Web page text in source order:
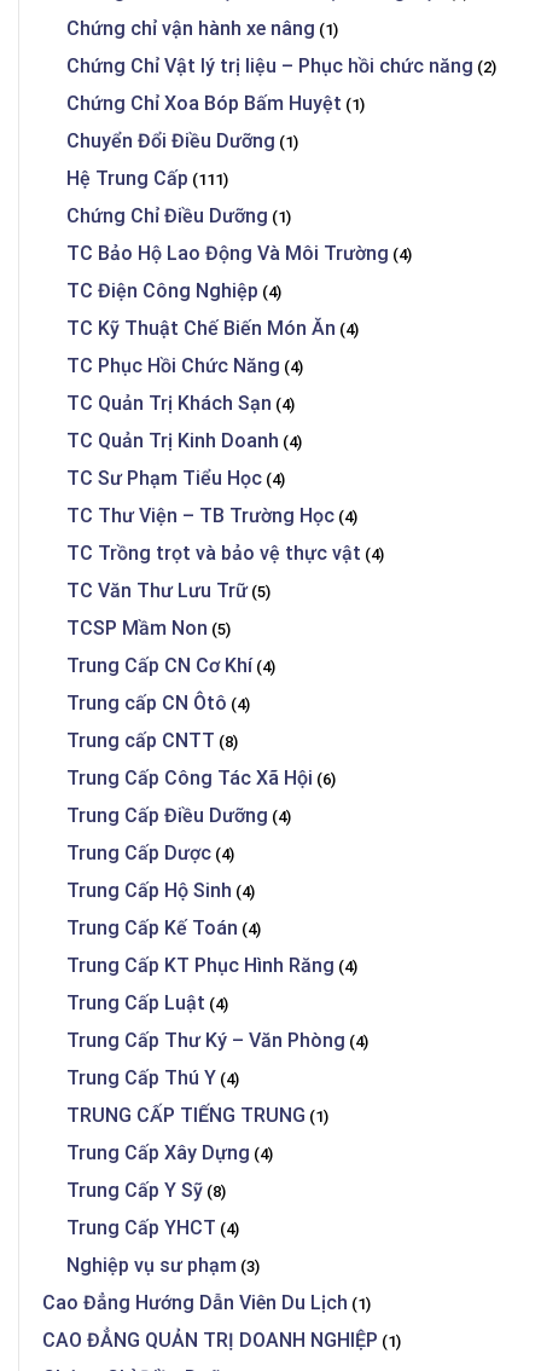
Chứng chỉ vận hành xe nâng (1)
Chứng Chỉ Vật lý trị liệu – Phục hồi chức năng (2)
Chứng Chỉ Xoa Bóp Bấm Huyệt (1)
Chuyển Đổi Điều Dưỡng (1)
Hệ Trung Cấp (111)
Chứng Chỉ Điều Dưỡng (1)
TC Bảo Hộ Lao Động Và Môi Trường (4)
TC Điện Công Nghiệp (4)
TC Kỹ Thuật Chế Biến Món Ăn (4)
TC Phục Hồi Chức Năng (4)
TC Quản Trị Khách Sạn (4)
TC Quản Trị Kinh Doanh (4)
TC Sư Phạm Tiểu Học (4)
TC Thư Viện – TB Trường Học (4)
TC Trồng trọt và bảo vệ thực vật (4)
TC Văn Thư Lưu Trữ(5)
TCSP Mầm Non (5)
Trung Cấp CN Cơ Khí (4)
Trung cấp CN Ôtô (4)
Trung cấp CNTT (8)
Trung Cấp Công Tác Xã Hội (6)
Trung Cấp Điều Dưỡng (4)
Trung Cấp Dược (4)
Trung Cấp Hộ Sinh (4)
Trung Cấp Kế Toán (4)
Trung Cấp KT Phục Hình Răng (4)
Trung Cấp Luật (4)
Trung Cấp Thư Ký – Văn Phòng (4)
Trung Cấp Thú Y (4)
TRUNG CẤP TIẾNG TRUNG (1)
Trung Cấp Xây Dựng (4)
Trung Cấp Y Sỹ (8)
Trung Cấp YHCT (4)
Nghiệp vụ sư phạm (3)
Cao Đẳng Hướng Dẫn Viên Du Lịch (1)
CAO ĐẲNG QUẢN TRỊ DOANH NGHIỆP (1)